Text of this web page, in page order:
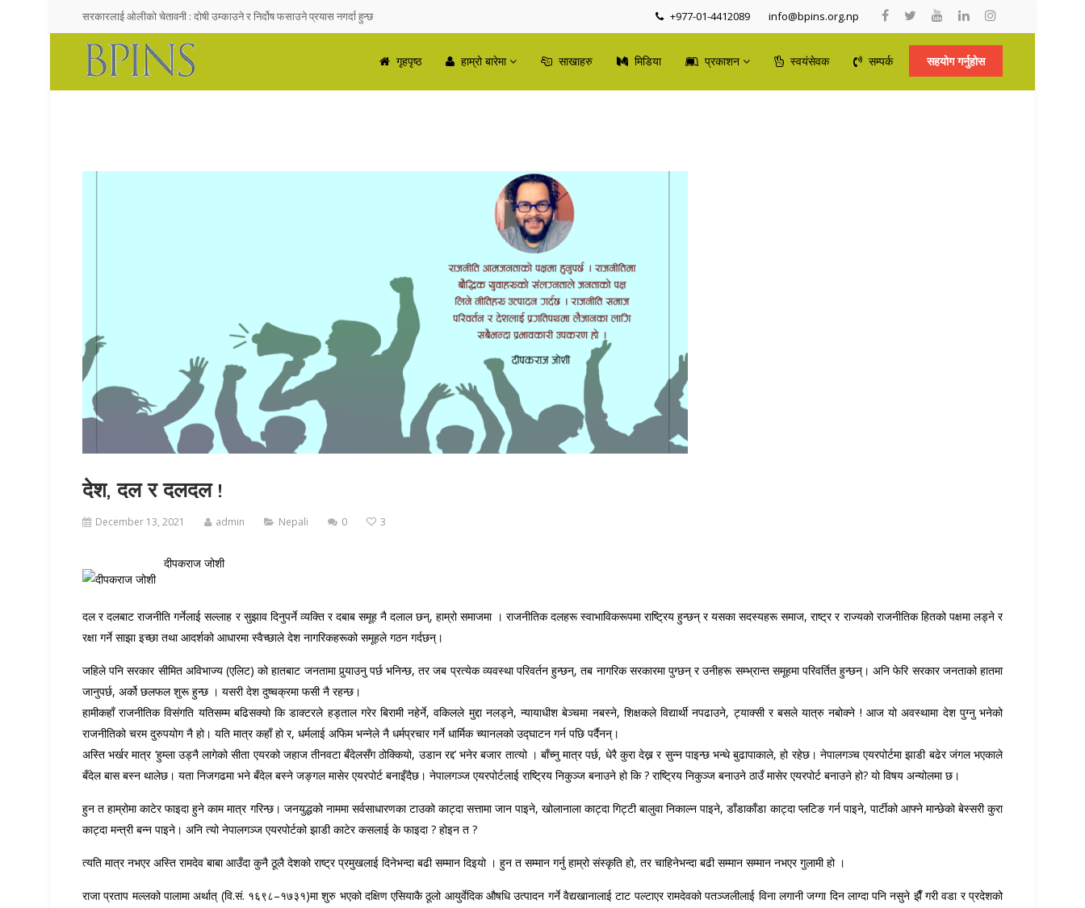
सरकारलाई ओलीको चेतावनी : दोषी उम्काउने र निर्दोष फसाउने प्रयास नगर्दा हुन्छ
देश, दल र दलदल !
राजनीतिमा लागेका युवालाई सुझाव– नेता बन्नुहोस्, अनुयायी होइन
+977-01-4412089 info@bpins.org.np
सहयोग गर्नुहोस
गृहपृष्ठ हाम्रो बारेमा साखाहरु मिडिया प्रकाशन स्वयंसेवक सम्पर्क
देश, दल र दलदल !
December 13, 2021 admin Nepali 0 3
दीपकराज जोशी
दल र दलबाट राजनीति गर्नेलाई सल्लाह र सुझाव दिनुपर्ने व्यक्ति र दबाब समूह नै दलाल छन्, हाम्रो समाजमा । राजनीतिक दलहरू स्वाभाविकरूपमा राष्ट्रिय हुन्छन् र यसका सदस्यहरू समाज, राष्ट्र र राज्यको राजनीतिक हितको पक्षमा लड्ने र
रक्षा गर्ने साझा इच्छा तथा आदर्शको आधारमा स्वैच्छाले देश नागरिकहरूको समूहले गठन गर्दछन्।
जहिले पनि सरकार सीमित अविभाज्य (एलिट) को हातबाट जनतामा पुर्‍याउनु पर्छ भनिन्छ, तर जब प्रत्येक व्यवस्था परिवर्तन हुन्छन्, तब नागरिक सरकारमा पुग्छन् र उनीहरू सम्भ्रान्त समूहमा परिवर्तित हुन्छन्। अनि फेरि सरकार जनताको हातमा
जानुपर्छ, अर्को छलफल शुरू हुन्छ । यसरी देश दुष्चक्रमा फसी नै रहन्छ।
हामीकहाँ राजनीतिक विसंगति यतिसम्म बढिसक्यो कि डाक्टरले हड्ताल गरेर बिरामी नहेर्ने, वकिलले मुद्दा नलड्ने, न्यायाधीश बेञ्चमा नबस्ने, शिक्षकले विद्यार्थी नपढाउने, ट्याक्सी र बसले यात्रु नबोक्ने ! आज यो अवस्थामा देश पुग्नु भनेको
राजनीतिको चरम दुरुपयोग नै हो। यति मात्र कहाँ हो र, धर्मलाई अफिम भन्नेले नै धर्मप्रचार गर्ने धार्मिक च्यानलको उद्घाटन गर्न पछि पर्दैनन्।
अस्ति भर्खर मात्र ‘हुम्ला उड्नै लागेको सीता एयरको जहाज तीनवटा बँदेलसँग ठोक्कियो, उडान रद्द’ भनेर बजार तात्यो । बाँच्नु मात्र पर्छ, धेरै कुरा देख्न र सुन्न पाइन्छ भन्थे बुढापाकाले, हो रहेछ। नेपालगञ्च एयरपोर्टमा झाडी बढेर जंगल भएकाले
बँदेल बास बस्न थालेछ। यता निजगढमा भने बँदेल बस्ने जङ्गल मासेर एयरपोर्ट बनाइँदैछ। नेपालगञ्ज एयरपोर्टलाई राष्ट्रिय निकुञ्ज बनाउने हो कि ? राष्ट्रिय निकुञ्ज बनाउने ठाउँ मासेर एयरपोर्ट बनाउने हो? यो विषय अन्योलमा छ।
हुन त हाम्रोमा काटेर फाइदा हुने काम मात्र गरिन्छ। जनयुद्धको नाममा सर्वसाधारणका टाउको काट्दा सत्तामा जान पाइने, खोलानाला काट्दा गिट्टी बालुवा निकाल्न पाइने, डाँडाकाँडा काट्दा प्लटिङ गर्न पाइने, पार्टीको आफ्ने मान्छेको बेस्सरी कुरा
काट्दा मन्त्री बन्न पाइने। अनि त्यो नेपालगञ्ज एयरपोर्टको झाडी काटेर कसलाई के फाइदा ? होइन त ?
त्यति मात्र नभएर अस्ति रामदेव बाबा आउँदा कुनै ठूलै देशको राष्ट्र प्रमुखलाई दिनेभन्दा बढी सम्मान दिइयो । हुन त सम्मान गर्नु हाम्रो संस्कृति हो, तर चाहिनेभन्दा बढी सम्मान सम्मान नभएर गुलामी हो ।
राजा प्रताप मल्लको पालामा अर्थात् (वि.सं. १६९८–१७३१)मा शुरु भएको दक्षिण एसियाकै ठूलो आयुर्वेदिक औषधि उत्पादन गर्ने वैद्यखानालाई टाट पल्टाएर रामदेवको पतञ्जलीलाई विना लगानी जग्गा दिन लाग्दा पनि नसुने झैँ गरी वडा र प्रदेशको